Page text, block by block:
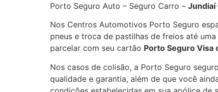
Porto Seguro Auto – Seguro Carro – Jundiaí
Nos Centros Automotivos Porto Seguro
pneus e troca de pastilhas de freios até
parcelar com seu cartão Porto Seguro Visa
Nos casos de colisão, a Porto Seguro
qualidade e garantia, além de que você